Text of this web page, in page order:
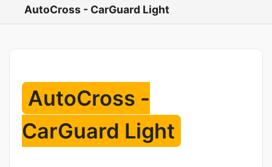
AutoCross - CarGuard Light
AutoCross -
CarGuard Light